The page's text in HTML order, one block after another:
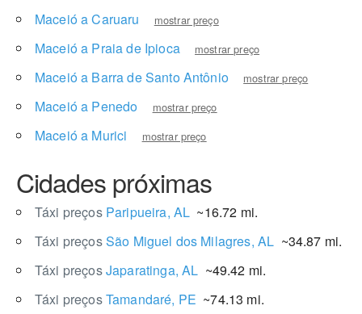
Maceió a Caruaru mostrar preço
Maceió a Praia de Ipioca mostrar preço
Maceió a Barra de Santo Antônio mostrar preço
Maceió a Penedo mostrar preço
Maceió a Murici mostrar preço
Cidades próximas
Táxi preços Paripueira, AL ~16.72 mi.
Táxi preçosSão Miguel dos Milagres, AL ~34.87 mi.
Táxi preçosJaparatinga, AL ~49.42 mi.
Táxi preçosTamandaré, PE ~74.13 mi.